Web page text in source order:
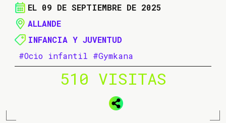
EL 09 DE SEPTIEMBRE DE 2025
ALLANDE
INFANCIA Y JUVENTUD
#Ocio infantil #Gymkana
510 VISITAS